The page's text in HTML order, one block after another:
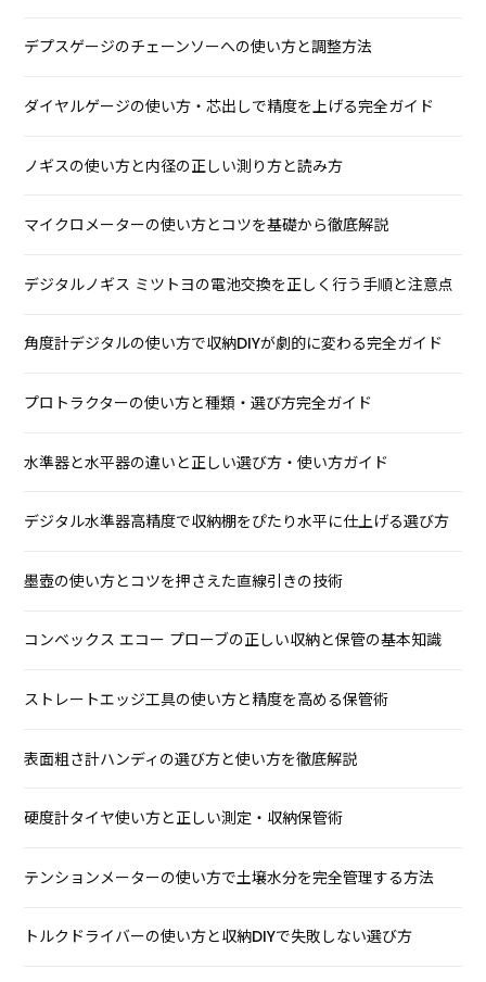
デプスゲージのチェーンソーへの使い方と調整方法
ダイヤルゲージの使い方・芯出しで精度を上げる完全ガイド
ノギスの使い方と内径の正しい測り方と読み方
マイクロメーターの使い方とコツを基礎から徹底解説
デジタルノギス ミツトヨの電池交換を正しく行う手順と注意点
角度計デジタルの使い方で収納DIYが劇的に変わる完全ガイド
プロトラクターの使い方と種類・選び方完全ガイド
水準器と水平器の違いと正しい選び方・使い方ガイド
デジタル水準器高精度で収納棚をぴたり水平に仕上げる選び方
墨壺の使い方とコツを押さえた直線引きの技術
コンベックス エコー プローブの正しい収納と保管の基本知識
ストレートエッジ工具の使い方と精度を高める保管術
表面粗さ計ハンディの選び方と使い方を徹底解説
硬度計タイヤ使い方と正しい測定・収納保管術
テンションメーターの使い方で土壌水分を完全管理する方法
トルクドライバーの使い方と収納DIYで失敗しない選び方